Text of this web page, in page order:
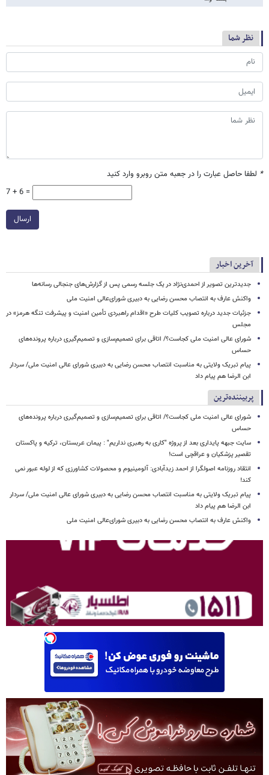
نظر شما
* لطفا حاصل عبارت را در جعبه متن روبرو وارد کنید
7 + 6 =
ارسال
آخرین اخبار
جدیدترین تصویر از احمدی‌نژاد در یک جلسه رسمی پس از گزارش‌های جنجالی رسانه‌ها
واکنش عارف به انتصاب محسن رضایی به دبیری شورای‌عالی امنیت ملی
جزئیات جدید درباره تصویب کلیات طرح «اقدام راهبردی تأمین امنیت و پیشرفت تنگه هرمز» در
مجلس
شورای عالی امنیت ملی کجاست؟/ اتاقی برای تصمیم‌سازی و تصمیم‌گیری درباره پرونده‌های
حساس
پیام تبریک ولایتی به مناسبت انتصاب محسن رضایی به دبیری شورای عالی امنیت ملی/ سردار
ابن الرضا هم پیام داد
پربیننده‌ترین
شورای عالی امنیت ملی کجاست؟/ اتاقی برای تصمیم‌سازی و تصمیم‌گیری درباره پرونده‌های
حساس
سایت جبهه پایداری بعد از پروژه "کاری به رهبری نداریم" : پیمان عربستان، ترکیه و پاکستان
تقصیر پزشکیان و عراقچی است!
انتقاد روزنامه اصولگرا از احمد زیدآبادی: آلومینیوم و محصولات کشاورزی که از لوله عبور نمی
کند!
پیام تبریک ولایتی به مناسبت انتصاب محسن رضایی به دبیری شورای عالی امنیت ملی/ سردار
ابن الرضا هم پیام داد
واکنش عارف به انتصاب محسن رضایی به دبیری شورای‌عالی امنیت ملی